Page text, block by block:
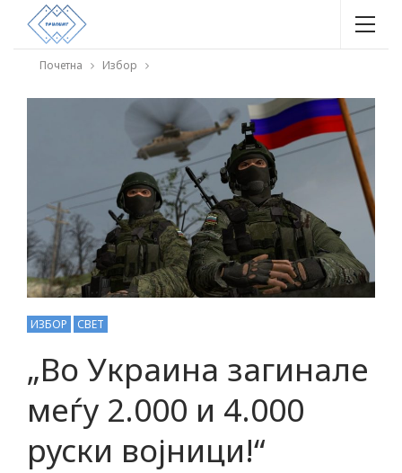
Почетна Избор
ИЗБОР СВЕТ
„Во Украина загинале
меѓу 2.000 и 4.000
руски војници!“